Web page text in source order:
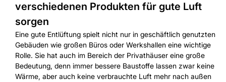
verschiedenen Produkten für gute Luft
sorgen
Eine gute Entlüftung spielt nicht nur in geschäftlich genutzten
Gebäuden wie großen Büros oder Werkshallen eine wichtige
Rolle. Sie hat auch im Bereich der Privathäuser eine große
Bedeutung, denn immer bessere Baustoffe lassen zwar keine
Wärme, aber auch keine verbrauchte Luft mehr nach außen